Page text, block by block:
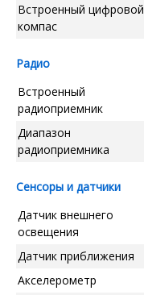
Встроенный цифровой
компас
Радио
Встроенный
радиоприемник
Диапазон
радиоприемника
Сенсоры и датчики
Датчик внешнего
освещения
Датчик приближения
Акселерометр